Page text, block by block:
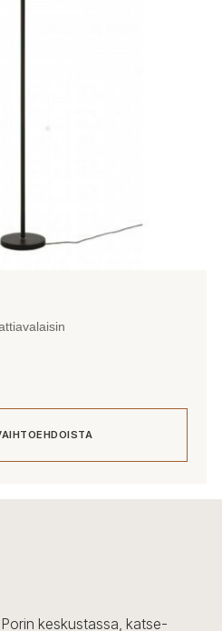
keskustassa, katse-